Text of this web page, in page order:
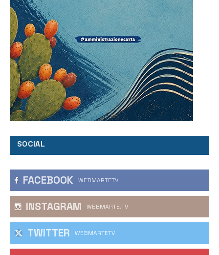
SOCIAL
FACEBOOK WEBMARTETV
INSTAGRAM WEBMARTE.TV
TWITTER WEBMARTETV